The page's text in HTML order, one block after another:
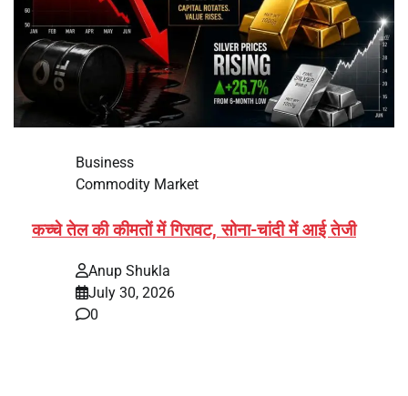
Business
Commodity Market
कच्चे तेल की कीमतों में गिरावट, सोना-चांदी में आई तेजी
Anup Shukla
July 30, 2026
0